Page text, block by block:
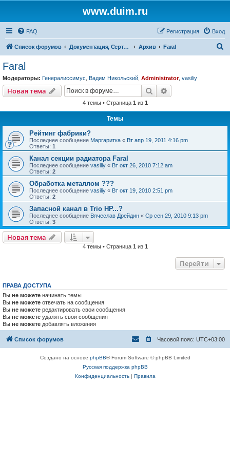
www.duim.ru
FAQ Вход
Регистрация
Список форумов Документация, Сертификаты, Стандарты, Нормы, Правила, Нормативы, Регламенты Архив Faral
Faral
Модераторы: Генералиссимус Вадим Никольский Administrator, vasiliy
Новая тема Поиск
4 темы • Страница 1 из 1
Темы
Рейтинг фабрики?
Последнее сообщение Маргаритка « Вт апр 19, 2011 4:16 pm
Ответы: 1
Канал секции радиатора Faral
Последнее сообщение vasiliy « Вт окт 26, 2010 7:12 am
Ответы: 2
Обработка металлом ???
Последнее сообщение vasiliy « Вт окт 19, 2010 2:51 pm
Ответы: 2
Запасной канал в Trio HP...?
Последнее сообщение Вячеслав Дрейдин « Ср сен 29, 2010 9:13 pm
Ответы: 3
Новая тема
4 темы • Страница 1 из 1
Перейти
ПРАВА ДОСТУПА
Вы не можете начинать темы
Вы не можете отвечать на сообщения
Вы не можете редактировать свои сообщения
Вы не можете удалять свои сообщения
Вы не можете добавлять вложения
Список форумов Часовой пояс: UTC+03:00
Создано на основе phpBB® Forum Software © phpBB Limited
Русская поддержка phpBB
Конфиденциальность| Правила